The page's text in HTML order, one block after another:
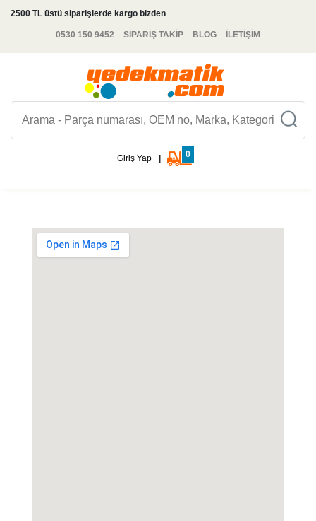
2500 TL üstü siparişlerde kargo bizden
0530 150 9452 SİPARİŞ TAKİP BLOG İLETİŞİM
Giriş Yap 0